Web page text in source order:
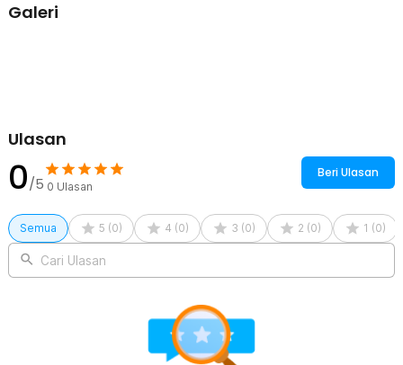
Galeri
Ulasan
0/5 0 Ulasan
Beri Ulasan
Semua 5 (0) 4 (0) 3 (0) 2 (0) 1 (0)
Cari Ulasan